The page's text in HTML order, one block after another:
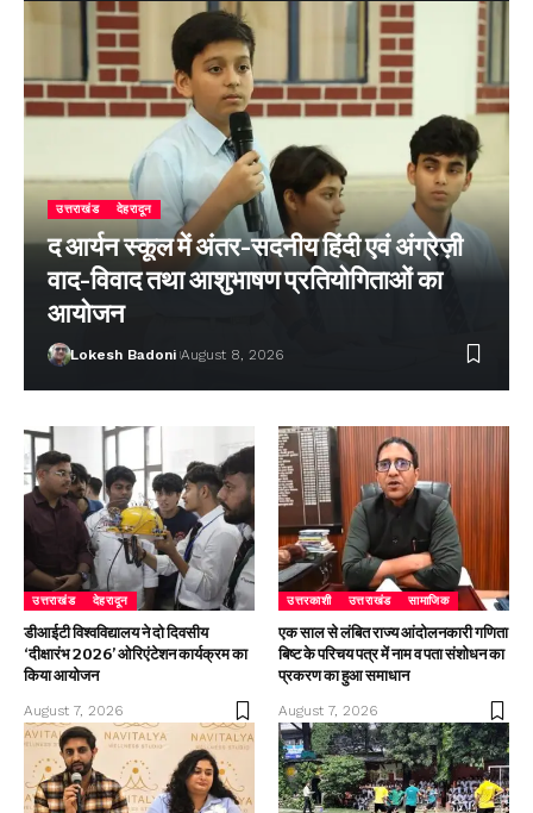
उत्तराखंड देहरादून
द आर्यन स्कूल में अंतर-सदनीय हिंदी एवं अंग्रेज़ी
वाद-विवाद तथा आशुभाषण प्रतियोगिताओं का
आयोजन
Lokesh Badoni August 8, 2026
उत्तराखंड देहरादून
डीआईटी विश्वविद्यालय ने दो दिवसीय
‘दीक्षारंभ 2026’ ओरिएंटेशन कार्यक्रम का
किया आयोजन
August 7, 2026
उत्तरकाशी उत्तराखंड सामाजिक
एक साल से लंबित राज्य आंदोलनकारी गणिता
बिष्ट के परिचय पत्र में नाम व पता संशोधन का
प्रकरण का हुआ समाधान
August 7, 2026